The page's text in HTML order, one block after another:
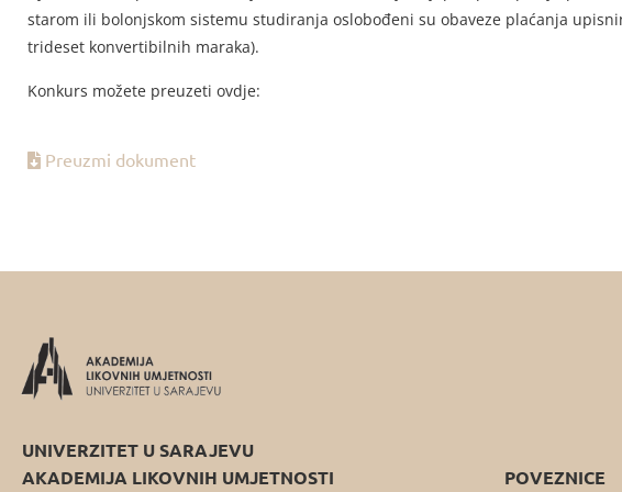
starom ili bolonjskom sistemu studiranja oslobođeni su obaveze plaćanja
trideset konvertibilnih maraka).
Konkurs možete preuzeti ovdje:
Preuzmi dokument
UNIVERZITET U SARAJEVU
AKADEMIJA LIKOVNIH UMJETNOSTI
POVEZNICE